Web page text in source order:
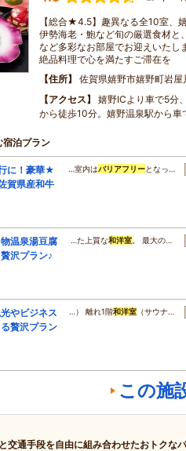
【総合★4.5】趣異なる全10室、
伊勢海老・鮑など旬の厳選食材と
など多彩なお部屋でお迎えいたし
絶品料理で心を満たすご滞在を
住所
佐賀県嬉野市嬉野町岩
アクセス
嬉野ICより車で5分
から徒歩10分。嬉野温泉駅から
宿泊プラン
に！豪華★
賀県産和牛
…室内はバリアフリーとなっ…
温泉湯豆腐
沢プラン♪
…た上質な和洋室 。 最大の…
やビジネス
贅沢プラン
…） 離れ1階和洋室 （サウナ…
この施
交通手段を自由に組み合わせたおトクな